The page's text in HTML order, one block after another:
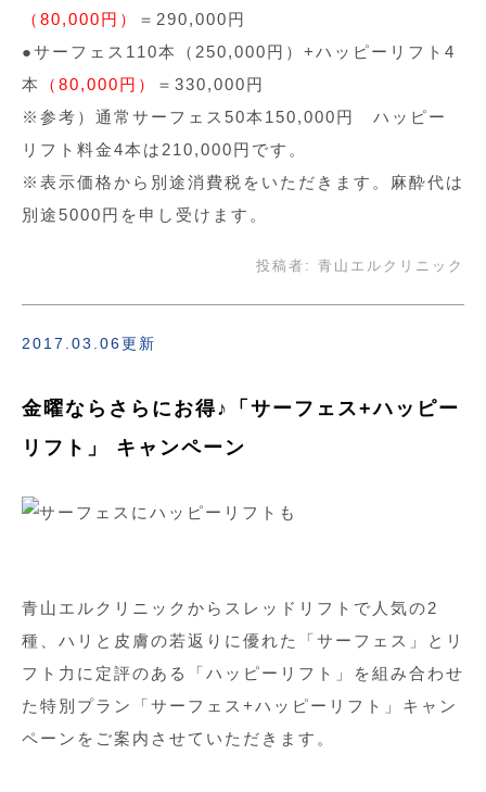
（80,000円）
＝290,000円
●サーフェス110本（250,000円）+ハッピーリフト4
本
（80,000円）
＝330,000円
※参考）通常サーフェス50本150,000円 ハッピー
リフト料金4本は210,000円です。
※表示価格から別途消費税をいただきます。麻酔代は
別途5000円を申し受けます。
投稿者: 青山エルクリニック
2017.03.06更新
金曜ならさらにお得♪「サーフェス+ハッピー
リフト」 キャンペーン
青山エルクリニックからスレッドリフトで人気の2
種、ハリと皮膚の若返りに優れた「サーフェス」とリ
フト力に定評のある「ハッピーリフト」を組み合わせ
た特別プラン「サーフェス+ハッピーリフト」キャン
ペーンをご案内させていただきます。